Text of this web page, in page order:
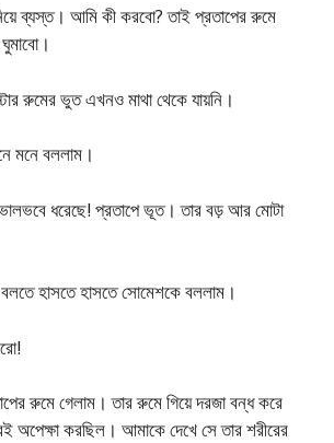
ব্যস্ত। আমি কী করবো? তাই প্রতাপের রুমে
রুমের ভুত এখনও মাথা থেকে যায়নি।
মনে বললাম।
ধরেছে! প্রতাপে ভূত। তার বড় আর মোটা
হাসতে হাসতে সোমেশকে বললাম।
রুমে গেলাম। তার রুমে গিয়ে দরজা বন্ধ করে
অপেক্ষা করছিল। আমাকে দেখে সে তার শরীরের